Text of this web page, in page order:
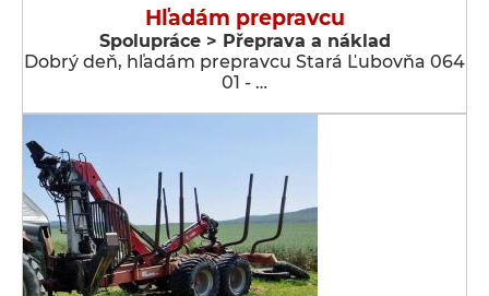
Hľadám prepravcu
Spolupráce > Přeprava a náklad
Dobrý deň, hľadám prepravcu Stará Ľubovňa 064
01 - …